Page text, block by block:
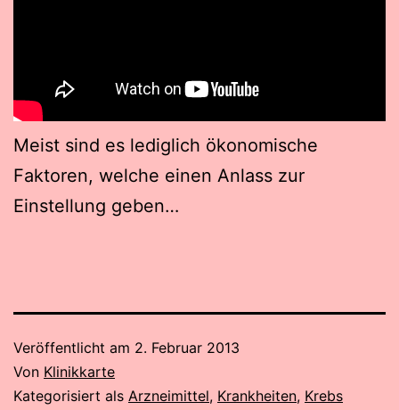
Meist sind es lediglich ökonomische
Faktoren, welche einen Anlass zur
Einstellung geben…
Veröffentlicht am 2. Februar 2013
Von Klinikkarte
Kategorisiert als Arzneimittel, Krankheiten, Krebs